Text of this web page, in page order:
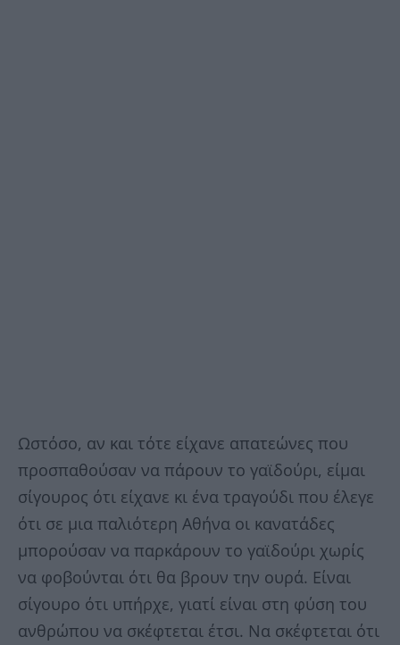
Ωστόσο, αν και τότε είχανε απατεώνες που
προσπαθούσαν να πάρουν το γαϊδούρι, είμαι
σίγουρος ότι είχανε κι ένα τραγούδι που έλεγε
ότι σε μια παλιότερη Αθήνα οι κανατάδες
μπορούσαν να παρκάρουν το γαϊδούρι χωρίς
να φοβούνται ότι θα βρουν την ουρά. Είναι
σίγουρο ότι υπήρχε, γιατί είναι στη φύση του
ανθρώπου να σκέφτεται έτσι. Να σκέφτεται ότι